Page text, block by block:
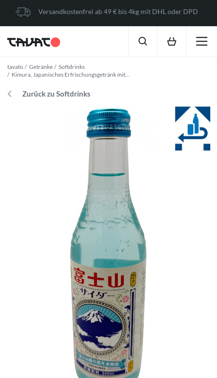
Versandkostenfrei ab 49 € bis 4kg mit DHL oder DPD
tavato Getränke
Softdrinks
Kimura, Japanisches Erfrischungsgetränk mit...
Zurück zu Softdrinks